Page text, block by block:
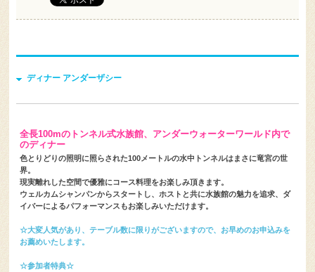
ディナー アンダーザシー
全長100mのトンネル式水族館、アンダーウォーターワールド内で
のディナー
色とりどりの照明に照らされた100メートルの水中トンネルはまさに竜宮の世
界。
現実離れした空間で優雅にコース料理をお楽しみ頂きます。
ウェルカムシャンパンからスタートし、ホストと共に水族館の魅力を追求、ダ
イバーによるパフォーマンスもお楽しみいただけます。
☆大変人気があり、テーブル数に限りがございますので、お早めのお申込みを
お薦めいたします。
☆参加者特典☆